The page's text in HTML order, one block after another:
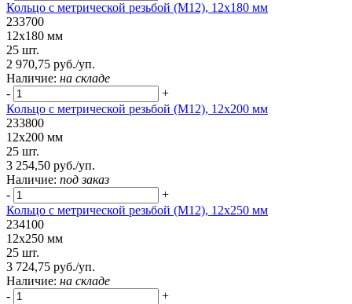
Кольцо с метрической резьбой (М12), 12х180 мм
233700
12х180 мм
25 шт.
2 970,75 руб./уп.
Наличие: на складе
-
+
Кольцо с метрической резьбой (М12), 12х200 мм
233800
12х200 мм
25 шт.
3 254,50 руб./уп.
Наличие: под заказ
-
+
Кольцо с метрической резьбой (М12), 12х250 мм
234100
12х250 мм
25 шт.
3 724,75 руб./уп.
Наличие: на складе
-
+